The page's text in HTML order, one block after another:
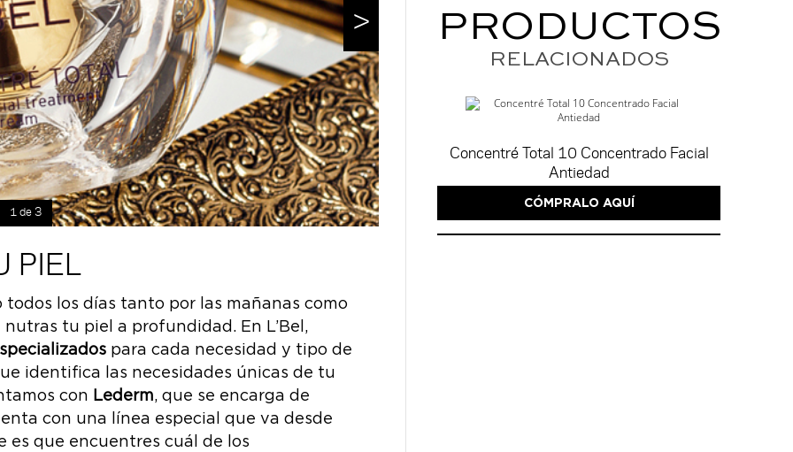
1 de 3
PIEL
los días tanto por las mañanas como
tu piel a profundidad. En L’Bel,
para cada necesidad y tipo de
identifica las necesidades únicas de tu
con Lederm, que se encarga de
con una línea especial que va desde
es que encuentres cuál de los
> PRODUCTOS
RELACIONADOS
Concentré Total 10 Concentrado Facial
Antiedad
CÓMPRALO AQUÍ